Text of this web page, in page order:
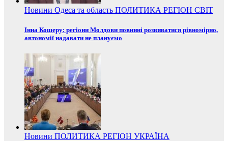
Новини Одеса та область ПОЛИТИКА РЕГІОН СВІТ
Інна Кошеру: регіони Молдови повинні розвиватися рівномірно,
автономії надавати не плануємо
Новини ПОЛИТИКА РЕГІОН УКРАЇНА